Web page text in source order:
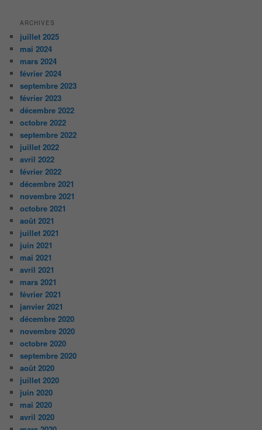
ARCHIVES
juillet 2025
mai 2024
mars 2024
février 2024
septembre 2023
février 2023
décembre 2022
octobre 2022
septembre 2022
juillet 2022
avril 2022
février 2022
décembre 2021
novembre 2021
octobre 2021
août 2021
juillet 2021
juin 2021
mai 2021
avril 2021
mars 2021
février 2021
janvier 2021
décembre 2020
novembre 2020
octobre 2020
septembre 2020
août 2020
juillet 2020
juin 2020
mai 2020
avril 2020